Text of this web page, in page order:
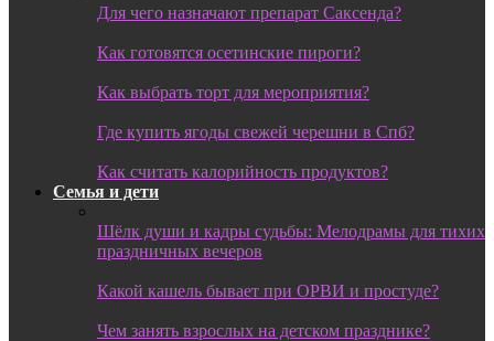
Для чего назначают препарат Саксенда?
Как готовятся осетинские пироги?
Как выбрать торт для мероприятия?
Где купить ягоды свежей черешни в Спб?
Как считать калорийность продуктов?
Семья и дети
Шёлк души и кадры судьбы: Мелодрамы для тихих
праздничных вечеров
Какой кашель бывает при ОРВИ и простуде?
Чем занять взрослых на детском празднике?